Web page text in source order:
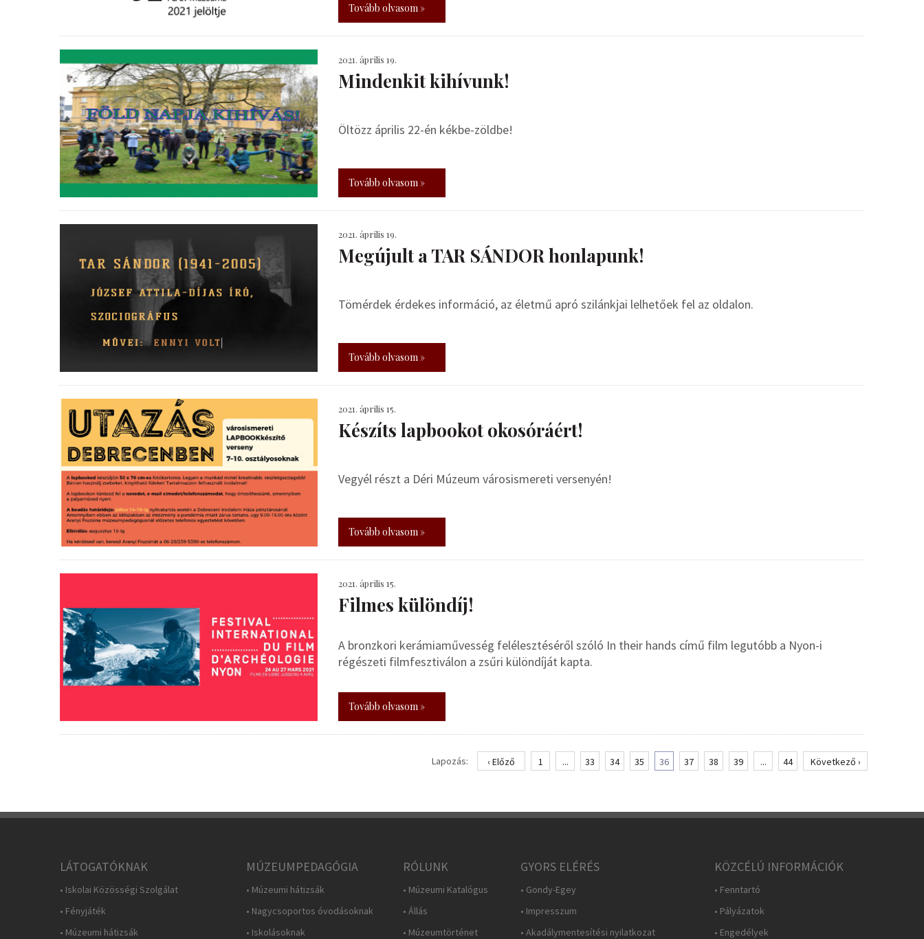
Tovább olvasom »
2021. április 19.
Mindenkit kihívunk!
Öltözz április 22-én kékbe-zöldbe!
Tovább olvasom »
2021. április 19.
Megújult a TAR SÁNDOR honlapunk!
Tömérdek érdekes információ, az életmű apró szilánkjai lelhetőek fel az oldalon.
Tovább olvasom »
2021. április 15.
Készíts lapbookot okosóráért!
Vegyél részt a Déri Múzeum városismereti versenyén!
Tovább olvasom »
2021. április 15.
Filmes különdíj!
A bronzkori kerámiaművesség felélesztéséről szóló In their hands című film legutóbb a Nyon-i
régészeti filmfesztiválon a zsűri különdíját kapta.
Tovább olvasom »
Lapozás: ‹ Előző 1 ... 33 34 35 36 37 38 39 ... 44 Következő ›
LÁTOGATÓKNAK
• Iskolai Közösségi Szolgálat
• Fényjáték
• Múzeumi hátizsák
MÚZEUMPEDAGÓGIA
• Múzeumi hátizsák
• Nagycsoportos óvodásoknak
• Iskolásoknak
RÓLUNK
• Múzeumi Katalógus
• Állás
• Múzeumtörténet
GYORS ELÉRÉS
• Gondy-Egey
• Impresszum
• Akadálymentesítési nyilatkozat
KÖZCÉLÚ INFORMÁCIÓK
• Fenntartó
• Pályázatok
• Engedélyek